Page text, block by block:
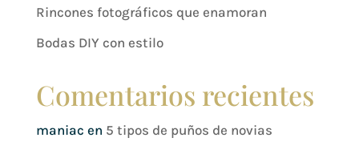
Rincones fotográficos que enamoran
Bodas DIY con estilo
Comentarios recientes
maniac en 5 tipos de puños de novias